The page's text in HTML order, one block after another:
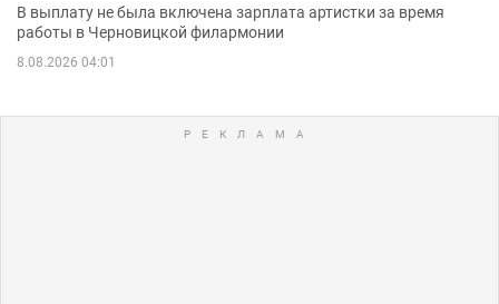
В выплату не была включена зарплата артистки за время
работы в Черновицкой филармонии
8.08.2026 04:01